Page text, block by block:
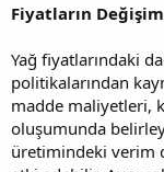
Fiyatların
Yağ fiyatlarındaki
politikalarından
madde maliyetleri,
oluşumunda
üretimindeki verim